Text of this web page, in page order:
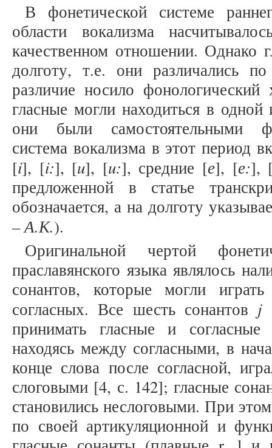
В фонетической системе
области вокализма
качественном отношении. Однако
долготу, т.е. они различались
различие носило фонологический
гласные могли находиться в
они были самостоятельными
система вокализма в этот период
[i], [i:], [u], [u:], средние [е], [е:],
предложенной в статье
обозначается, а на долготу
– А.К.).
Оригинальной чертой
праславянского языка являлось
сонантов, которые могли
согласных. Все шесть сонантов j
принимать гласные и
находясь между согласными, в
конце слова после согласной,
слоговыми [4, с. 142]; гласные
становились неслоговыми. При
по своей артикуляционной и